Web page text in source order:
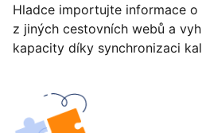
Hladce importujte informace
z jiných cestovních webů a
kapacity díky synchronizaci